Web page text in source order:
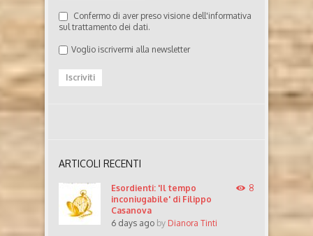
Confermo di aver preso visione dell'informativa
sul trattamento dei dati.
Voglio iscrivermi alla newsletter
ARTICOLI RECENTI
Esordienti: 'Il tempo
inconiugabile' di Filippo
Casanova
6 days ago by Dianora Tinti
8